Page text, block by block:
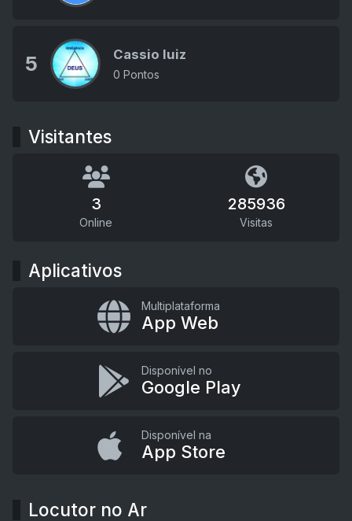
5 Cassio luiz
0 Pontos
Visitantes
3
Online
285936
Visitas
Aplicativos
Multiplataforma
App Web
Disponível no
Google Play
Disponível na
App Store
Locutor no Ar